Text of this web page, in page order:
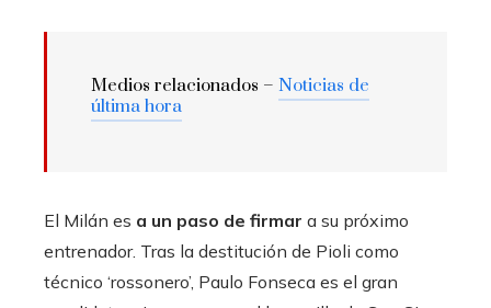
Medios relacionados – Noticias de
última hora
El Milán es a un paso de firmar a su próximo
entrenador. Tras la destitución de Pioli como
técnico ‘rossonero’, Paulo Fonseca es el gran